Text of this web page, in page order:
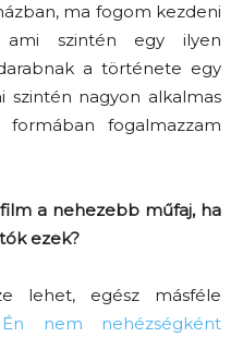
ma fogom kezdeni
szintén egy ilyen
a története egy
szintén nagyon alkalmas
formában fogalmazzam
a nehezebb műfaj, ha
ezek?
lehet, egész másféle
Én nem nehézségként